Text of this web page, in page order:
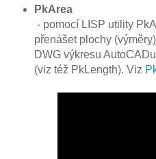
PkArea
- pomocí LISP utility
přenášet plochy
DWG výkresu
(viz též PkLength). Viz